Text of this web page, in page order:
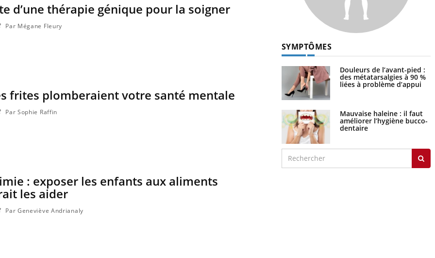
d’une thérapie génique pour la soigner
Par Mégane Fleury
frites plomberaient votre santé mentale
Par Sophie Raffin
: exposer les enfants aux aliments
les aider
Par Geneviève Andrianaly
SYMPTÔMES
Douleurs de l’avant-pied :
des métatarsalgies à 90 %
liées à problème d’appui
Mauvaise haleine : il faut
améliorer l’hygiène bucco-
dentaire